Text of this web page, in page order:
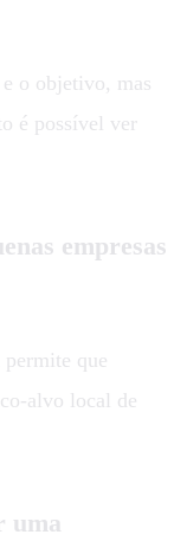
o objetivo, mas
é possível ver
empresas
permite que
alvo local de
uma